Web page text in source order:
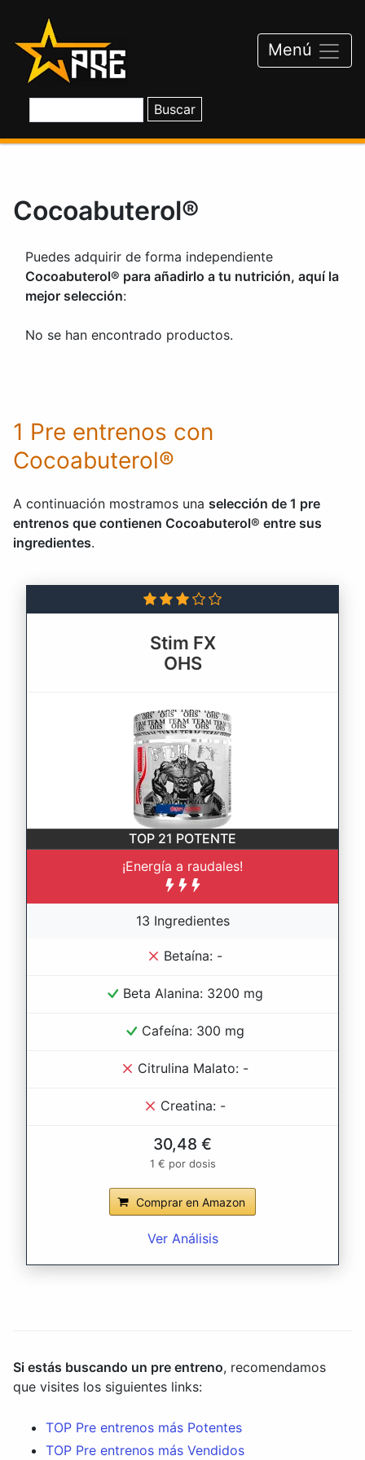
contenido
Menú
Cocoabuterol®
Puedes adquirir de forma independiente
Cocoabuterol® para añadirlo a tu nutrición, aquí la
mejor selección:
No se han encontrado productos.
1 Pre entrenos con
Cocoabuterol®
A continuación mostramos una selección de 1 pre
entrenos que contienen Cocoabuterol® entre sus
ingredientes.
Stim FX
OHS
TOP 21 POTENTE
¡Energía a raudales!
13 Ingredientes
Betaína: -
Beta Alanina: 3200 mg
Cafeína: 300 mg
Citrulina Malato: -
Creatina: -
30,48 €
1 € por dosis
Comprar en Amazon
Ver Análisis
Si estás buscando un pre entreno, recomendamos
que visites los siguientes links:
TOP Pre entrenos más Potentes
TOP Pre entrenos más Vendidos